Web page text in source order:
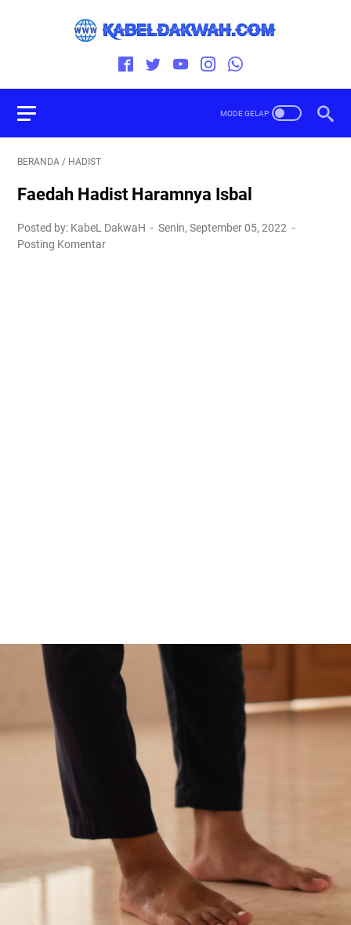
BERANDA / HADIST
Faedah Hadist Haramnya Isbal
Posted by: KabeL DakwaH
Senin, September 05, 2022
Posting Komentar